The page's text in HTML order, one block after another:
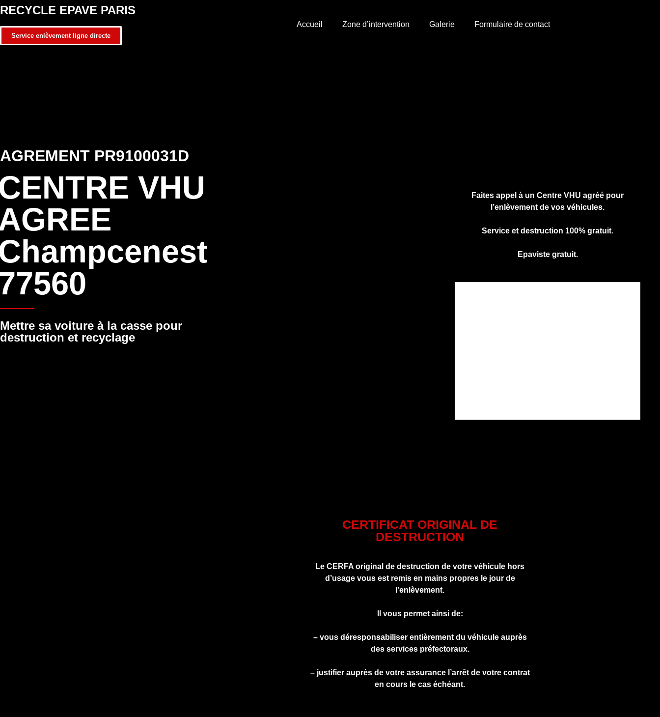
RECYCLE EPAVE PARIS
Service enlèvement ligne directe
Accueil Zone d’intervention Galerie Formulaire de contact
AGREMENT PR9100031D
VHU
Mettre sa voiture à la casse pour
destruction et recyclage
Faites appel à un Centre VHU agréé pour
l’enlèvement de vos véhicules.
Service et destruction 100% gratuit.
Epaviste gratuit.
CERTIFICAT ORIGINAL DE
DESTRUCTION
Le CERFA original de destruction de votre véhicule hors
d’usage vous est remis en mains propres le jour de
l’enlèvement.
Il vous permet ainsi de:
– vous déresponsabiliser entièrement du véhicule auprès
des services préfectoraux.
– justifier auprès de votre assurance l’arrêt de votre contrat
en cours le cas échéant.